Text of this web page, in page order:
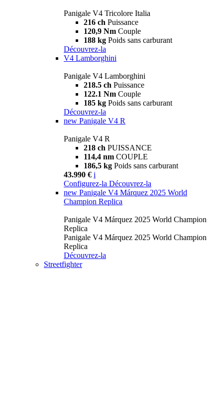
Panigale V4 Tricolore Italia
216 ch Puissance
120,9 Nm Couple
188 kg Poids sans carburant
Découvrez-la
V4 Lamborghini
Panigale V4 Lamborghini
218.5 ch Puissance
122.1 Nm Couple
185 kg Poids sans carburant
Découvrez-la
new Panigale V4 R
Panigale V4 R
218 ch PUISSANCE
114,4 nm COUPLE
186,5 kg Poids sans carburant
43.990 € i
Configurez-la Découvrez-la
new Panigale V4 Márquez 2025 World
Champion Replica
Panigale V4 Márquez 2025 World Champion
Replica
Panigale V4 Márquez 2025 World Champion
Replica
Découvrez-la
Streetfighter